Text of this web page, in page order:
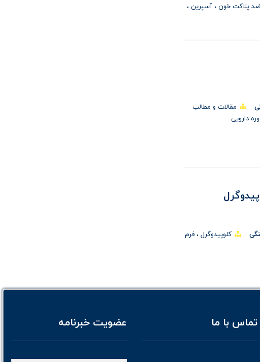
ضد پلاکت خون
آسپرين
مقالات و مطالب
دارویی
کلوپیدوگرل فرم
تماس با ما عضویت خبرنامه